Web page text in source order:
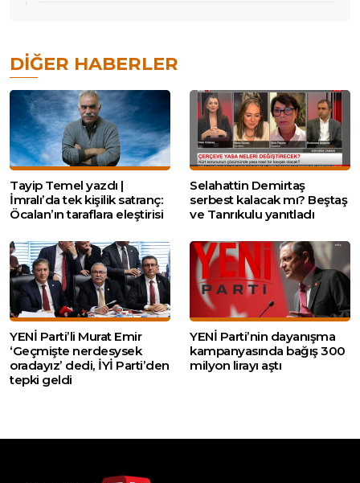
DIĞER HABERLER
Tayip Temel yazdı |
İmralı’da tek kişilik satranç:
Öcalan’ın taraflara eleştirisi
Selahattin Demirtaş
serbest kalacak mı? Beştaş
ve Tanrıkulu yanıtladı
YENİ Parti’li Murat Emir
‘Geçmişte nerdesysek
oradayız’ dedi, İYİ Parti’den
tepki geldi
YENİ Parti’nin dayanışma
kampanyasında bağış 300
milyon lirayı aştı